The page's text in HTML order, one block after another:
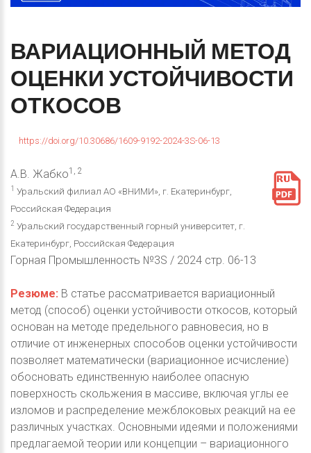
ВАРИАЦИОННЫЙ МЕТОД
ОЦЕНКИ УСТОЙЧИВОСТИ
ОТКОСОВ
https://doi.org/10.30686/1609-9192-2024-3S-06-13
А.В. Жабко1, 2
1
Уральский филиал АО «ВНИМИ», г. Екатеринбург,
Российская Федерация
2 Уральский государственный горный университет, г.
Екатеринбург, Российская Федерация
Горная Промышленность №3S / 2024 стр. 06-13
Резюме: В статье рассматривается вариационный
метод (способ) оценки устойчивости откосов, который
основан на методе предельного равновесия, но в
отличие от инженерных способов оценки устойчивости
позволяет математически (вариационное исчисление)
обосновать единственную наиболее опасную
поверхность скольжения в массиве, включая углы ее
изломов и распределение межблоковых реакций на ее
различных участках. Основными идеями и положениями
предлагаемой теории или концепции – вариационного